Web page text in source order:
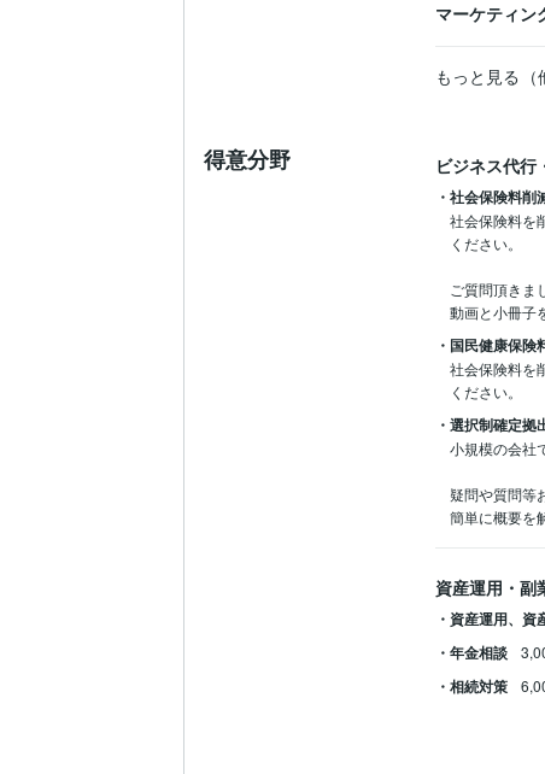
マーケティン
もっと見る（
得意分野 ビジネス代行
・社会保険料
社会保険料を
ください。
ご質問頂きま
動画と小冊子
・国民健康保
社会保険料を
ください。
・選択制確定
小規模の会社
疑問や質問等
簡単に概要を
資産運用・副
・資産運用、資
・年金相談
・相続対策